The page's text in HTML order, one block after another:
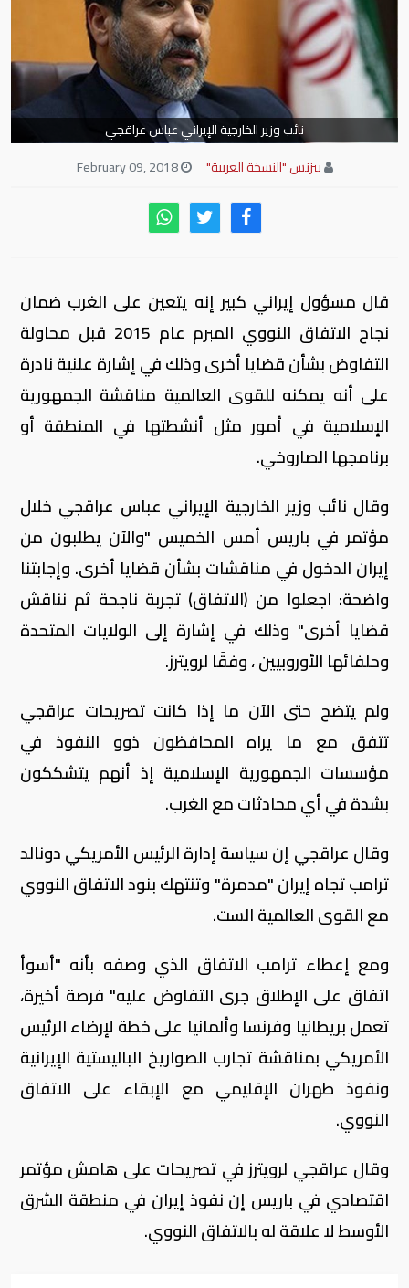
نائب وزير الخارجية الإيراني عباس عراقجي
بيزنس "النسخة العربية"
February 09, 2018
قال مسؤول إيراني كبير إنه يتعين على الغرب ضمان
نجاح الاتفاق النووي المبرم عام 2015 قبل محاولة
التفاوض بشأن قضايا أخرى وذلك في إشارة علنية نادرة
على أنه يمكنه للقوى العالمية مناقشة الجمهورية
الإسلامية في أمور مثل أنشطتها في المنطقة أو
برنامجها الصاروخي.
وقال نائب وزير الخارجية الإيراني عباس عراقجي خلال
مؤتمر في باريس أمس الخميس "والآن يطلبون من
إيران الدخول في مناقشات بشأن قضايا أخرى. وإجابتنا
واضحة: اجعلوا من (الاتفاق) تجربة ناجحة ثم نناقش
قضايا أخرى" وذلك في إشارة إلى الولايات المتحدة
وحلفائها الأوروبيين ، وفقًا لرويترز.
ولم يتضح حتى الآن ما إذا كانت تصريحات عراقجي
تتفق مع ما يراه المحافظون ذوو النفوذ في
مؤسسات الجمهورية الإسلامية إذ أنهم يتشككون
بشدة في أي محادثات مع الغرب.
وقال عراقجي إن سياسة إدارة الرئيس الأمريكي دونالد
ترامب تجاه إيران "مدمرة" وتنتهك بنود الاتفاق النووي
مع القوى العالمية الست.
ومع إعطاء ترامب الاتفاق الذي وصفه بأنه "أسوأ
اتفاق على الإطلاق جرى التفاوض عليه" فرصة أخيرة،
تعمل بريطانيا وفرنسا وألمانيا على خطة لإرضاء الرئيس
الأمريكي بمناقشة تجارب الصواريخ الباليستية الإيرانية
ونفوذ طهران الإقليمي مع الإبقاء على الاتفاق
النووي.
وقال عراقجي لرويترز في تصريحات على هامش مؤتمر
اقتصادي في باريس إن نفوذ إيران في منطقة الشرق
الأوسط لا علاقة له بالاتفاق النووي.